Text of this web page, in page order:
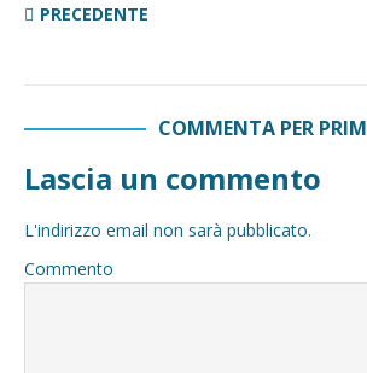
PRECEDENTE
COMMENTA PER
Lascia un commento
L'indirizzo email non sarà pubblicato.
Commento